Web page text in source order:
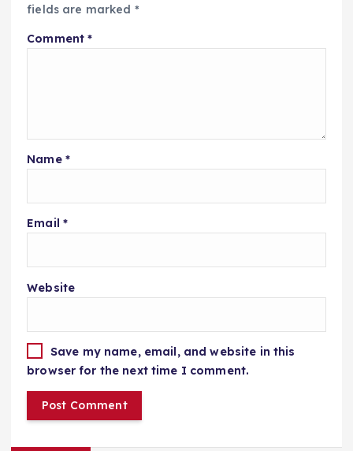
fields are marked *
Comment*
Name *
Email *
Website
Save my name, email, and website in this
browser for the next time I comment.